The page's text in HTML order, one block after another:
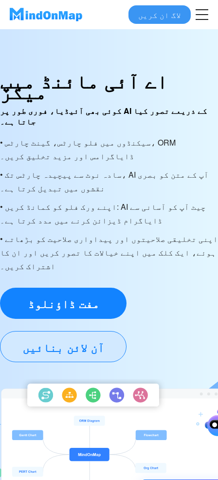
لاگ ان کریں
اے آئی مائنڈ میپ
میکر
کوئی بھی آئیڈیا، فوری طور پر AI کے ذریعے تصور کیا
جاتا ہے۔
• سیکنڈوں میں فلو چارٹس، گینٹ چارٹس، ORM
ڈایاگرامس اور مزید تخلیق کریں۔
• سادہ نوٹ سے پیچیدہ چارٹس تک، AI آپ کے متن کو بصری
نقشوں میں تبدیل کرتا ہے۔
• اپنے ورک فلو کو کمانڈ کریں: AI چیٹ آپ کو آسانی سے
ڈایاگرام ڈیزائن کرنے میں مدد کرتا ہے۔
• اپنی تخلیقی صلاحیتوں اور پیداواری صلاحیت کو بڑھاتے
ہوئے، ایک کلک میں اپنے خیالات کا تصور کریں اور ان کا
اشتراک کریں۔
مفت ڈاؤنلوڈ
آن لائن بنائیں